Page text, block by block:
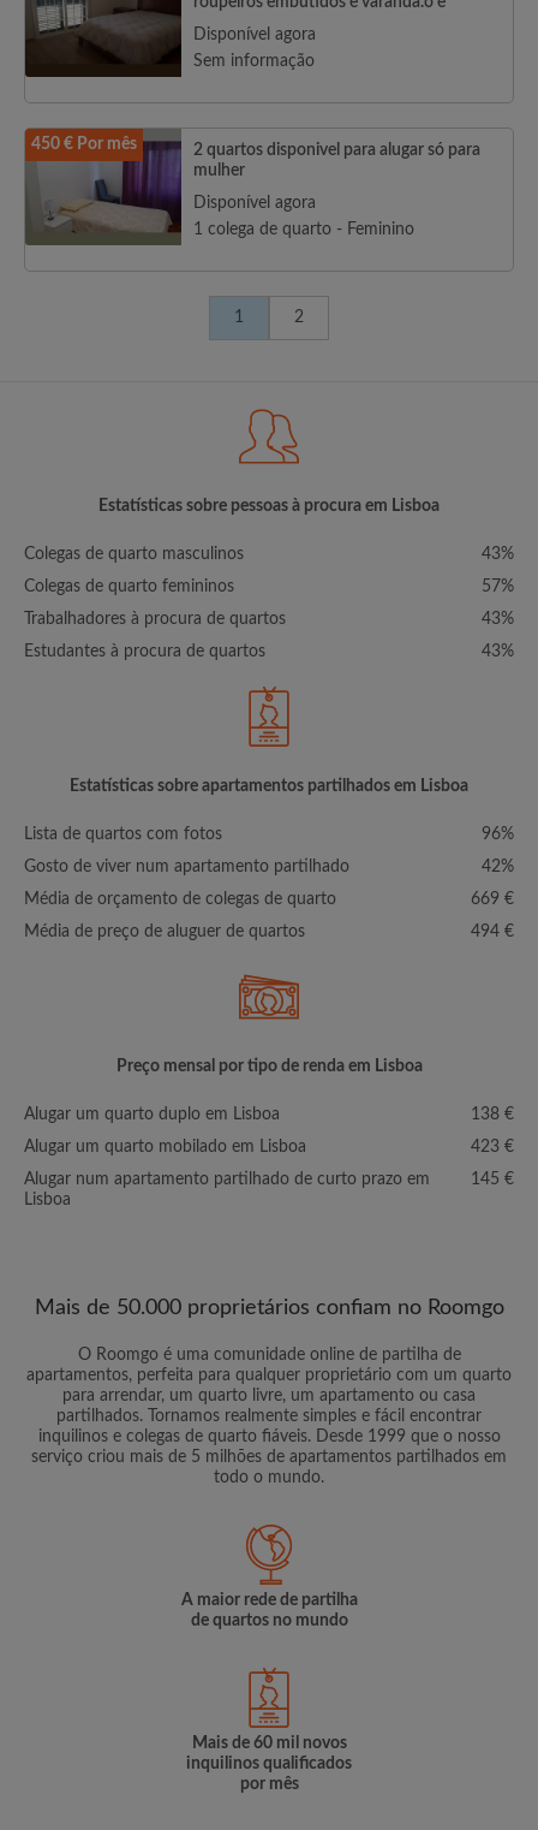
Disponível agora
Sem informação
450 € Por mês
2 quartos disponivel para alugar só para
mulher
Disponível agora
1 colega de quarto - Feminino
1 2
Estatísticas sobre pessoas à procura em Lisboa
Colegas de quarto masculinos
43%
Colegas de quarto femininos
57%
Trabalhadores à procura de quartos
43%
Estudantes à procura de quartos
43%
Estatísticas sobre apartamentos partilhados em Lisboa
Lista de quartos com fotos
96%
Gosto de viver num apartamento partilhado
42%
Média de orçamento de colegas de quarto
669 €
Média de preço de aluguer de quartos
494 €
Preço mensal por tipo de renda em Lisboa
Alugar um quarto duplo em Lisboa
138 €
Alugar um quarto mobilado em Lisboa
423 €
Alugar num apartamento partilhado de curto prazo em
Lisboa
145 €
Mais de 50.000 proprietários confiam no Roomgo
O Roomgo é uma comunidade online de partilha de
apartamentos, perfeita para qualquer proprietário com um quarto
para arrendar, um quarto livre, um apartamento ou casa
partilhados. Tornamos realmente simples e fácil encontrar
inquilinos e colegas de quarto fiáveis. Desde 1999 que o nosso
serviço criou mais de 5 milhões de apartamentos partilhados em
todo o mundo.
A maior rede de partilha
de quartos no mundo
Mais de 60 mil novos
inquilinos qualificados
por mês